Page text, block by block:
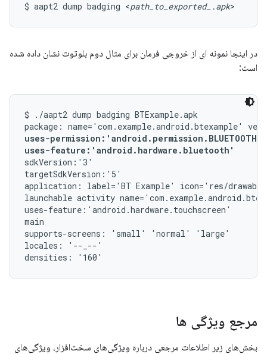
$ aapt2 dump badging <path_to_exported_.apk>
در اینجا نمونه ای از خروجی فرمان برای مثال دوم بلوتوث نشان داده شده
است:
$ ./aapt2 dump badging BTExample.apk
uses-
uses-feature:'android.hardware.bluetooth'
sdkVersion:'3'
targetSdkVersion:'5'
application: label='BT Example' icon='res/
launchable activity
uses-feature:'android.hardware.touchscreen'
main
supports-screens: 'small' 'normal' 'large'
locales: '--_--'
مرجع ویژگی ها
بخش‌های زیر اطلاعات مرجعی درباره ویژگی‌های سخت‌افزار، ویژگی‌های